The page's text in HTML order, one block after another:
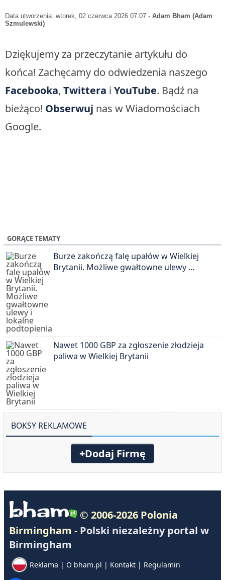
Data utworzenia: wtorek, 02 czerwca 2026 07:07 - Adam Bham (Adam
Szmulewski)
Dziękujemy za przeczytanie artykułu do
końca! Zachęcamy do odwiedzenia naszego
Facebooka, Twittera i YouTube. Bądź na
bieżąco! Obserwuj nas w Wiadomościach
Google.
GORĄCE TEMATY
Burze zakończą falę upałów w Wielkiej
Brytanii. Możliwe gwałtowne ulewy …
Nawet 1000 GBP za zgłoszenie złodzieja
paliwa w Wielkiej Brytanii
BOKSY REKLAMOWE
+Dodaj Firmę
© 2006-2026 Polonia
Birmingham - Polski niezależny portal w
Birmingham
Reklama | O bham.pl | Kontakt| Regulamin